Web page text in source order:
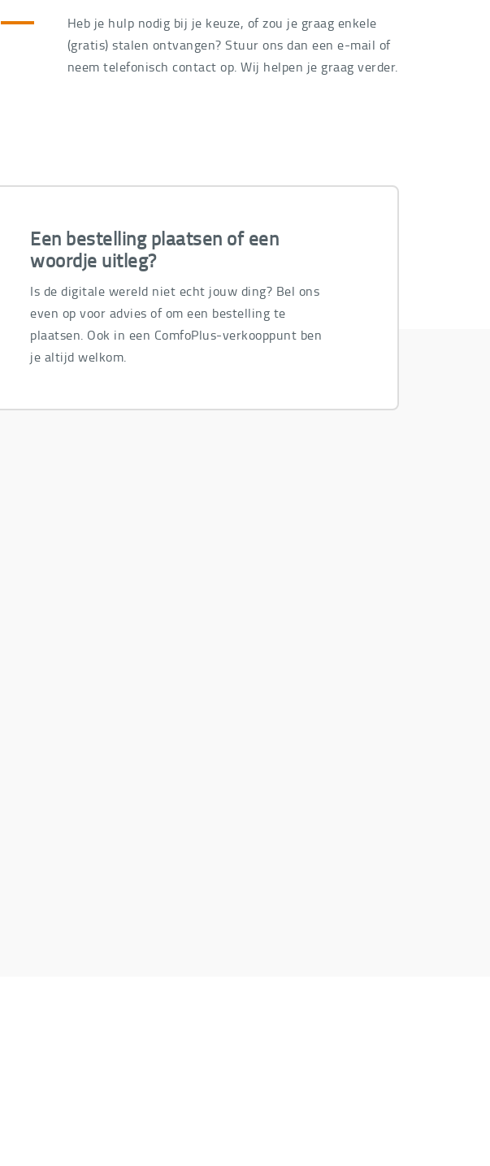
Heb je hulp nodig bij je keuze, of zou je graag enkele
(gratis) stalen ontvangen? Stuur ons dan een e-mail of
neem telefonisch contact op. Wij helpen je graag verder.
Een bestelling plaatsen of een
woordje uitleg?
Is de digitale wereld niet echt jouw ding? Bel ons
even op voor advies of om een bestelling te
plaatsen. Ook in een ComfoPlus-verkooppunt ben
je altijd welkom.